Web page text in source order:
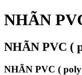
NHÃN
NHÃN PVC (
NHÃN PVC (